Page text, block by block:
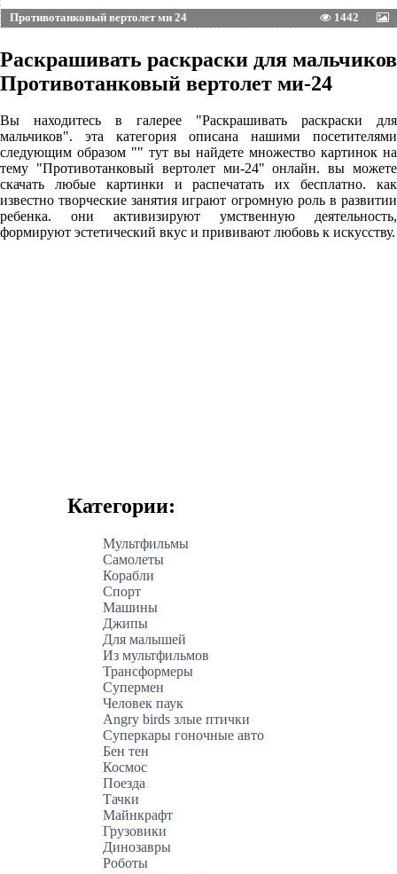
Противотанковый вертолет ми 24 1442
Раскрашивать раскраски для мальчиков
Противотанковый вертолет ми-24
Вы находитесь в галерее "Раскрашивать раскраски для
мальчиков". эта категория описана нашими посетителями
следующим образом "" тут вы найдете множество картинок на
тему "Противотанковый вертолет ми-24" онлайн. вы можете
скачать любые картинки и распечатать их бесплатно. как
известно творческие занятия играют огромную роль в развитии
ребенка. они активизируют умственную деятельность,
формируют эстетический вкус и прививают любовь к искусству.
Категории:
Мультфильмы
Самолеты
Корабли
Спорт
Машины
Джипы
Для малышей
Из мультфильмов
Трансформеры
Супермен
Человек паук
Angry birds злые птички
Суперкары гоночные авто
Бен тен
Космос
Поезда
Тачки
Майнкрафт
Грузовики
Динозавры
Роботы